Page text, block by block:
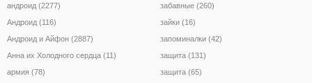
андроид (2277)
Андроид (116)
Андроид и Айфон (2887)
Анна их Холодного сердца (11)
армия (78)
забавные (260)
зайки (16)
запоминалки (42)
защита (131)
защита (65)